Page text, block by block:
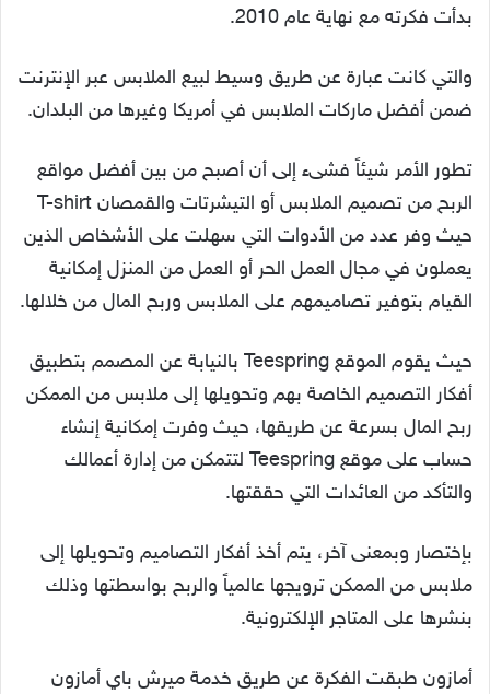
بدأت فكرته مع نهاية عام 2010.
والتي كانت عبارة عن طريق وسيط لبيع الملابس عبر الإنترنت
ضمن أفضل ماركات الملابس في أمريكا وغيرها من البلدان.
تطور الأمر شيئاً فشىء إلى أن أصبح من بين أفضل مواقع
الربح من تصميم الملابس أو التيشرتات والقمصان T-shirt
حيث وفر عدد من الأدوات التي سهلت على الأشخاص الذين
يعملون في مجال العمل الحر أو العمل من المنزل إمكانية
القيام بتوفير تصاميمهم على الملابس وربح المال من خلالها.
حيث يقوم الموقع Teespring بالنيابة عن المصمم بتطبيق
أفكار التصميم الخاصة بهم وتحويلها إلى ملابس من الممكن
ربح المال بسرعة عن طريقها، حيث وفرت إمكانية إنشاء
حساب على موقع Teespring لتتمكن من إدارة أعمالك
والتأكد من العائدات التي حققتها.
بإختصار وبمعنى آخر، يتم أخذ أفكار التصاميم وتحويلها إلى
ملابس من الممكن ترويجها عالمياً والربح بواسطتها وذلك
بنشرها على المتاجر الإلكترونية.
أمازون طبقت الفكرة عن طريق خدمة ميرش باي أمازون